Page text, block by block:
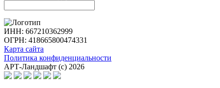
ИНН: 667210362999
ОГРН: 418665800474331
Карта сайта
Политика конфиденциальности
АРТ-Ландшафт (с) 2026